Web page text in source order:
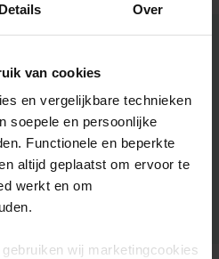
Details Over
van cookies
en vergelijkbare technieken
soepele en persoonlijke
Functionele en beperkte
altijd geplaatst om ervoor te
werkt en om
wij marketingcookies
GRATIS monsters
is morgen in huis
MONSTERS